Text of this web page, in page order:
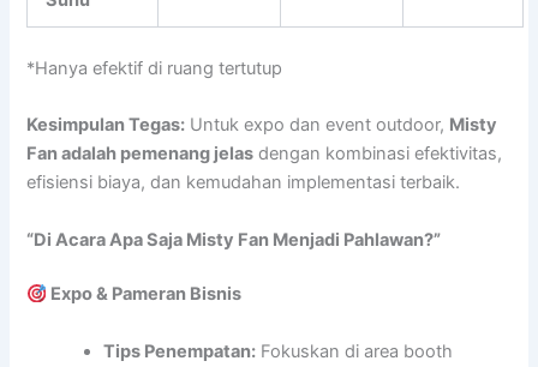
*Hanya efektif di ruang tertutup
Kesimpulan Tegas: Untuk expo dan event outdoor, Misty
Fan adalah pemenang jelas dengan kombinasi efektivitas,
efisiensi biaya, dan kemudahan implementasi terbaik.
“Di Acara Apa Saja Misty Fan Menjadi Pahlawan?”
Expo & Pameran Bisnis
Tips Penempatan: Fokuskan di area booth